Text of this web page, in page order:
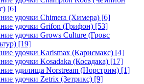
[6]
удочки Chimera (Химера) [6]
удочки Grifon (Грифон) [53]
удочки Grows Culture (Гровс
[19]
удочки Karismax (Карисмакс) [4]
удочки Kosadaka (Косадака) [17]
удилища Norstream (Норстрим) [1]
удочки Zetrix (Зетрикс) [9]